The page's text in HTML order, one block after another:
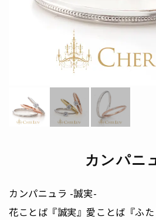
カンパニ
カンパニュラ -誠実-
花ことば『誠実』愛ことば『ふ